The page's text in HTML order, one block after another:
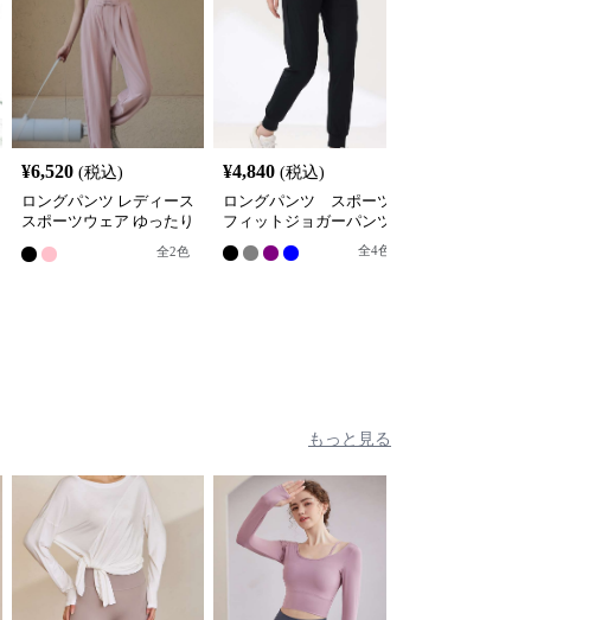
¥6,520 (税込)
ロングパンツ レディース
スポーツウェア ゆったり
全2色
¥4,840 (税込)
ロングパンツ スポーツ
フィットジョガーパンツ
全4色
もっと見る